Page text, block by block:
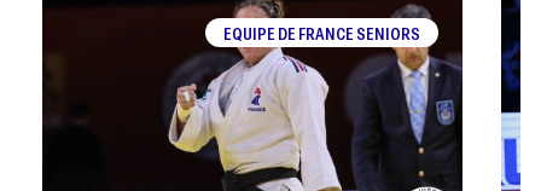
EQUIPE DE FRANCE SENIORS